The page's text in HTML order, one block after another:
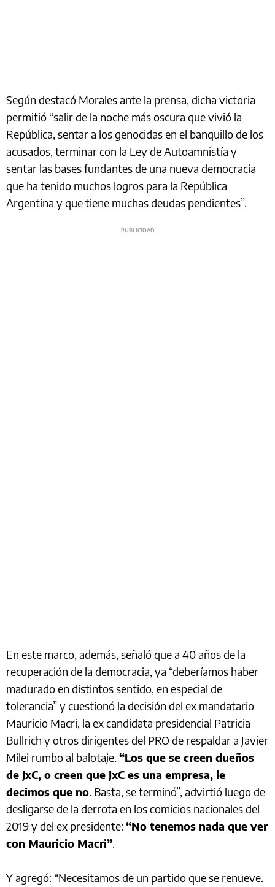
Según destacó Morales ante la prensa, dicha victoria
permitió “salir de la noche más oscura que vivió la
República, sentar a los genocidas en el banquillo de los
acusados, terminar con la Ley de Autoamnistía y
sentar las bases fundantes de una nueva democracia
que ha tenido muchos logros para la República
Argentina y que tiene muchas deudas pendientes”.
En este marco, además, señaló que a 40 años de la
recuperación de la democracia, ya “deberíamos haber
madurado en distintos sentido, en especial de
tolerancia” y cuestionó la decisión del ex mandatario
Mauricio Macri, la ex candidata presidencial Patricia
Bullrich y otros dirigentes del PRO de respaldar a Javier
Milei rumbo al balotaje. “Los que se creen dueños
de JxC, o creen que JxC es una empresa, le
decimos que no. Basta, se terminó”, advirtió luego de
desligarse de la derrota en los comicios nacionales del
2019 y del ex presidente: “No tenemos nada que ver
con Mauricio Macri”.
Y agregó: “Necesitamos de un partido que se renueve.